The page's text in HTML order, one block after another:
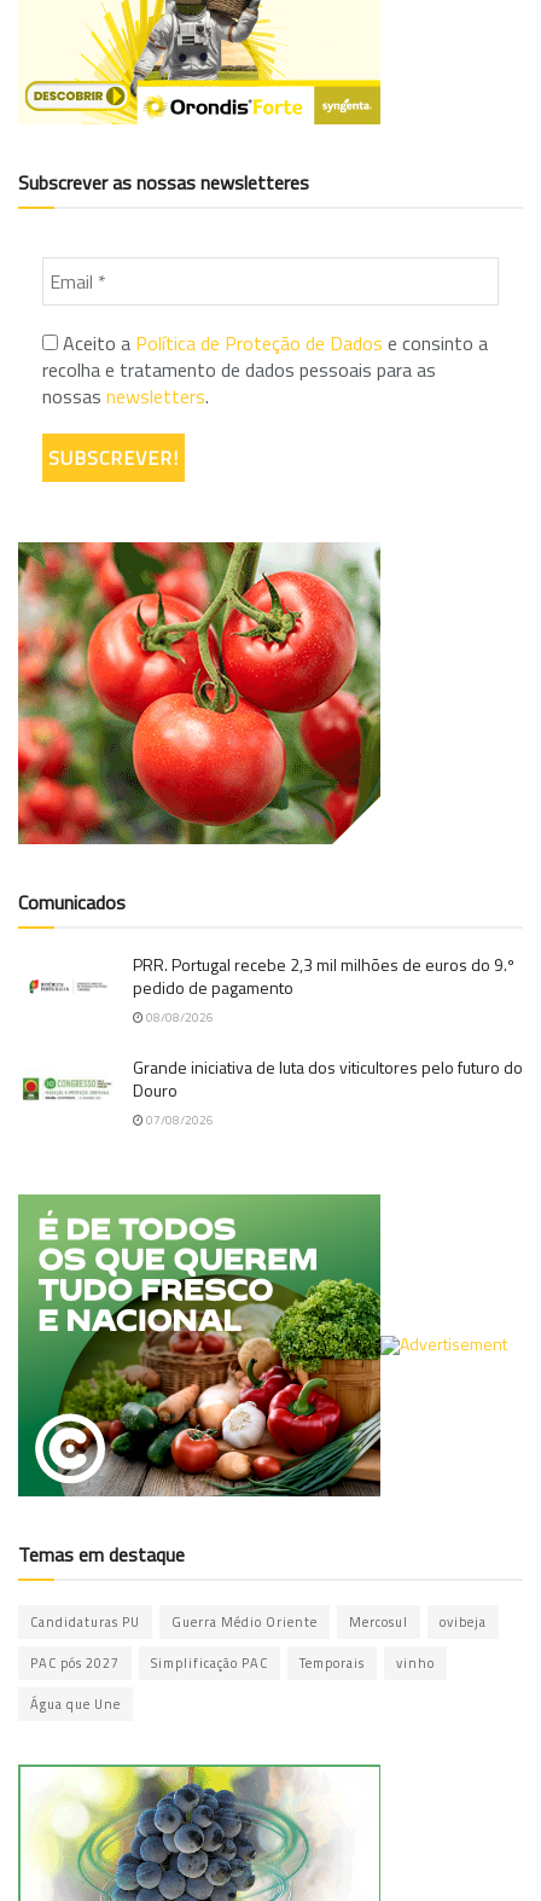
Subscrever as nossas newsletteres
Aceito a Política de Proteção de Dados e consinto a
recolha e tratamento de dados pessoais para as
nossas newsletters.
Comunicados
PRR. Portugal recebe 2,3 mil milhões de euros do 9.º
pedido de pagamento
08/08/2026
Grande iniciativa de luta dos viticultores pelo futuro do
Douro
07/08/2026
Temas em destaque
Candidaturas PU Guerra Médio Oriente Mercosul ovibeja
PAC pós 2027 Simplificação PAC Temporais vinho
Água que Une